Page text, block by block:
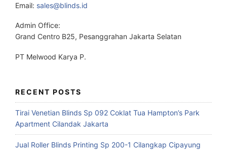
Email: sales@blinds.id
Admin Office:
Grand Centro B25, Pesanggrahan Jakarta Selatan
PT Melwood Karya P.
RECENT POSTS
Tirai Venetian Blinds Sp 092 Coklat Tua Hampton’s Park
Apartment Cilandak Jakarta
Jual Roller Blinds Printing Sp 200-1 Cilangkap Cipayung